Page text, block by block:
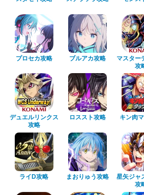
プロセカ攻略 ブルアカ攻略
マスター
攻
デュエルリンクス
攻略
ロススト攻略 キン肉
ライD攻略 まおりゅう攻略
星矢ジャ
攻